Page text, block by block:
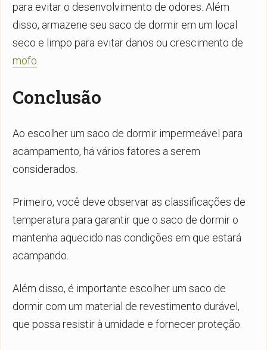
para evitar o desenvolvimento de odores. Além
disso, armazene seu saco de dormir em um local
seco e limpo para evitar danos ou crescimento de
mofo
Conclusão
Ao escolher um saco de dormir impermeável para
acampamento, há vários fatores a serem
considerados.
Primeiro, você deve observar as classificações de
temperatura para garantir que o saco de dormir o
mantenha aquecido nas condições em que estará
acampando.
Além disso, é importante escolher um saco de
dormir com um material de revestimento durável,
que possa resistir à umidade e fornecer proteção.